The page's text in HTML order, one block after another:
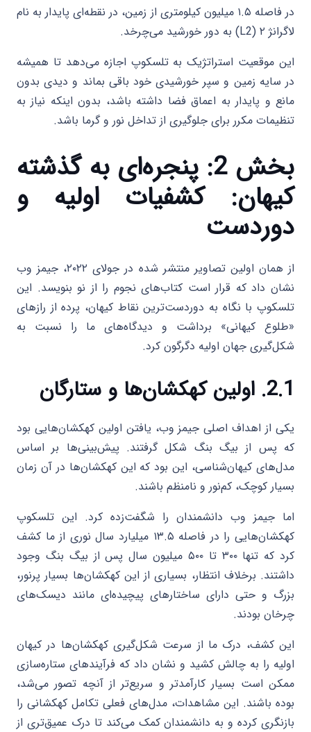
در فاصله ۱.۵ میلیون کیلومتری از زمین، در نقطه‌ای پایدار به نام
لاگرانژ ۲ (L2) به دور خورشید می‌چرخد.
این موقعیت استراتژیک به تلسکوپ اجازه می‌دهد تا همیشه
در سایه زمین و سپر خورشیدی خود باقی بماند و دیدی بدون
مانع و پایدار به اعماق فضا داشته باشد، بدون اینکه نیاز به
تنظیمات مکرر برای جلوگیری از تداخل نور و گرما باشد.
بخش 2: پنجره‌ای به گذشته
کیهان: کشفیات اولیه و
دوردست
از همان اولین تصاویر منتشر شده در جولای ۲۰۲۲، جیمز وب
نشان داد که قرار است کتاب‌های نجوم را از نو بنویسد. این
تلسکوپ با نگاه به دوردست‌ترین نقاط کیهان، پرده از رازهای
«طلوع کیهانی» برداشت و دیدگاه‌های ما را نسبت به
شکل‌گیری جهان اولیه دگرگون کرد.
2.1. اولین کهکشان‌ها و ستارگان
یکی از اهداف اصلی جیمز وب، یافتن اولین کهکشان‌هایی بود
که پس از بیگ بنگ شکل گرفتند. پیش‌بینی‌ها بر اساس
مدل‌های کیهان‌شناسی، این بود که این کهکشان‌ها در آن زمان
بسیار کوچک، کم‌نور و نامنظم باشند.
اما جیمز وب دانشمندان را شگفت‌زده کرد. این تلسکوپ
کهکشان‌هایی را در فاصله ۱۳.۵ میلیارد سال نوری از ما کشف
کرد که تنها ۳۰۰ تا ۵۰۰ میلیون سال پس از بیگ بنگ وجود
داشتند. برخلاف انتظار، بسیاری از این کهکشان‌ها بسیار پرنور،
بزرگ و حتی دارای ساختارهای پیچیده‌ای مانند دیسک‌های
چرخان بودند.
این کشف، درک ما از سرعت شکل‌گیری کهکشان‌ها در کیهان
اولیه را به چالش کشید و نشان داد که فرآیندهای ستاره‌سازی
ممکن است بسیار کارآمدتر و سریع‌تر از آنچه تصور می‌شد،
بوده باشند. این مشاهدات، مدل‌های فعلی تکامل کهکشانی را
بازنگری کرده و به دانشمندان کمک می‌کند تا درک عمیق‌تری از